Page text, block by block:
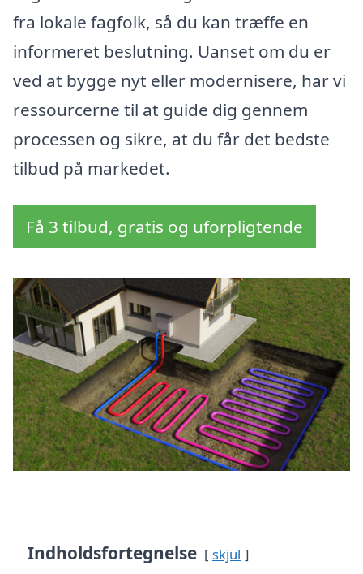
fra lokale fagfolk, så du kan træffe en
informeret beslutning. Uanset om du er
ved at bygge nyt eller modernisere, har vi
ressourcerne til at guide dig gennem
processen og sikre, at du får det bedste
tilbud på markedet.
Få 3 tilbud, gratis og uforpligtende
Indholdsfortegnelse skjul